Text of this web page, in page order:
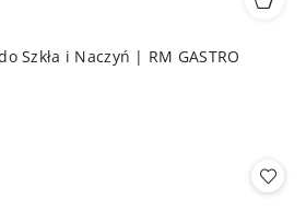
Szkła i Naczyń | RM GASTRO